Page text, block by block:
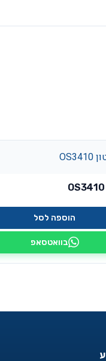
הוספה לסל
בוואטסאפ